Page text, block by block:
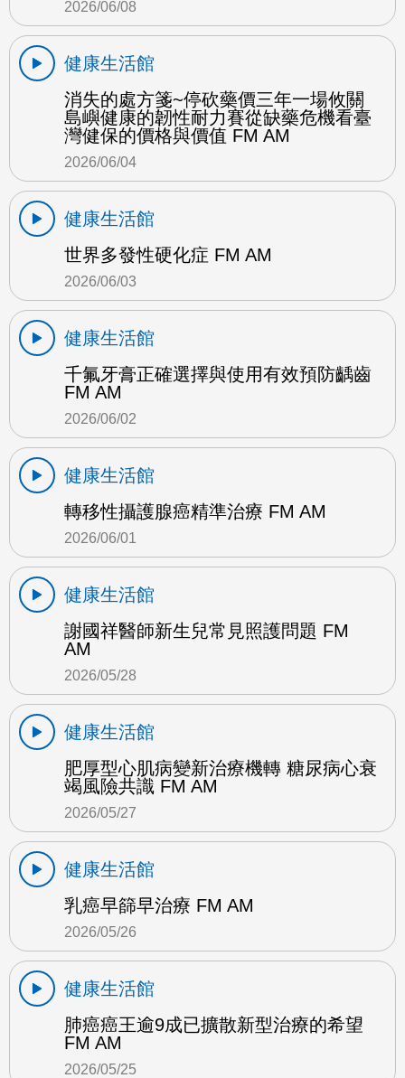
2026/06/08
健康生活館
消失的處方箋~停砍藥價三年一場攸關
島嶼健康的韌性耐力賽從缺藥危機看臺
灣健保的價格與價值 FM AM
2026/06/04
健康生活館
世界多發性硬化症 FM AM
2026/06/03
健康生活館
千氟牙膏正確選擇與使用有效預防齲齒
FM AM
2026/06/02
健康生活館
轉移性攝護腺癌精準治療 FM AM
2026/06/01
健康生活館
謝國祥醫師新生兒常見照護問題 FM
AM
2026/05/28
健康生活館
肥厚型心肌病變新治療機轉 糖尿病心衰
竭風險共識 FM AM
2026/05/27
健康生活館
乳癌早篩早治療 FM AM
2026/05/26
健康生活館
肺癌癌王逾9成已擴散新型治療的希望
FM AM
2026/05/25